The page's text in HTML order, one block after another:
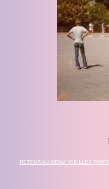
RETOUR AU MENU "VIEILLES